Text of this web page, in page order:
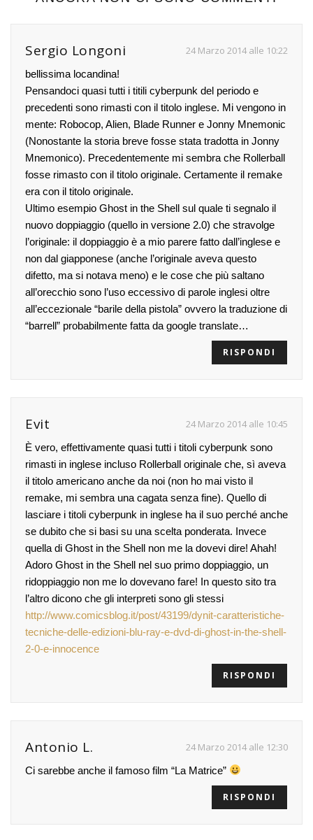
Sergio Longoni 24 Marzo 2014 alle 10:22
bellissima locandina!
Pensandoci quasi tutti i titili cyberpunk del periodo e
precedenti sono rimasti con il titolo inglese. Mi vengono in
mente: Robocop, Alien, Blade Runner e Jonny Mnemonic
(Nonostante la storia breve fosse stata tradotta in Jonny
Mnemonico). Precedentemente mi sembra che Rollerball
fosse rimasto con il titolo originale. Certamente il remake
era con il titolo originale.
Ultimo esempio Ghost in the Shell sul quale ti segnalo il
nuovo doppiaggio (quello in versione 2.0) che stravolge
l’originale: il doppiaggio è a mio parere fatto dall’inglese e
non dal giapponese (anche l’originale aveva questo
difetto, ma si notava meno) e le cose che più saltano
all’orecchio sono l’uso eccessivo di parole inglesi oltre
all’eccezionale “barile della pistola” ovvero la traduzione di
“barrell” probabilmente fatta da google translate…
RISPONDI
Evit 24 Marzo 2014 alle 10:45
È vero, effettivamente quasi tutti i titoli cyberpunk sono
rimasti in inglese incluso Rollerball originale che, sì aveva
il titolo americano anche da noi (non ho mai visto il
remake, mi sembra una cagata senza fine). Quello di
lasciare i titoli cyberpunk in inglese ha il suo perché anche
se dubito che si basi su una scelta ponderata. Invece
quella di Ghost in the Shell non me la dovevi dire! Ahah!
Adoro Ghost in the Shell nel suo primo doppiaggio, un
ridoppiaggio non me lo dovevano fare! In questo sito tra
l’altro dicono che gli interpreti sono gli stessi
http://www.comicsblog.it/post/43199/dynit-caratteristiche-
tecniche-delle-edizioni-blu-ray-e-dvd-di-ghost-in-the-shell-
2-0-e-innocence
RISPONDI
Antonio L. 24 Marzo 2014 alle 12:30
Ci sarebbe anche il famoso film “La Matrice”
RISPONDI